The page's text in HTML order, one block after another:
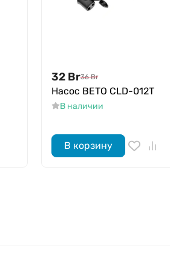
32 Br36 Br
Насос BETO CLD-012T
В наличии
В корзину